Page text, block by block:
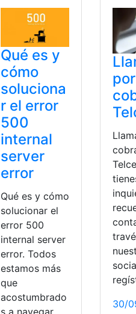
Qué es y
cómo
soluciona
r el error
500
internal
server
error
Qué es y cómo
solucionar el
error 500
internal server
error. Todos
estamos más
que
acostumbrado
s a navegar
por
30/